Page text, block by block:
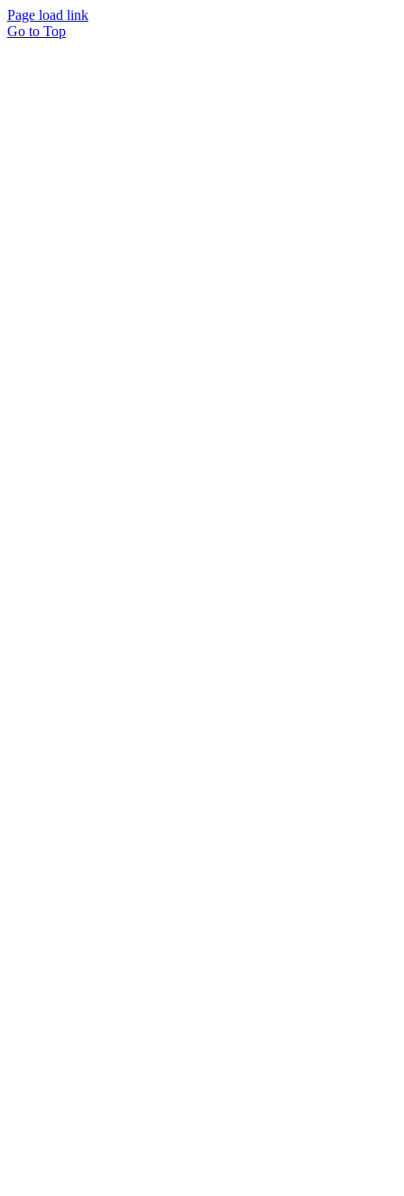
Page load link
Go to Top